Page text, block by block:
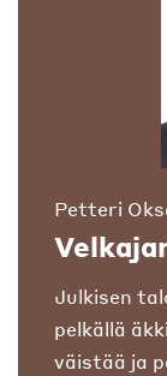
Petteri
Julkisen
pelkällä
väistää ja